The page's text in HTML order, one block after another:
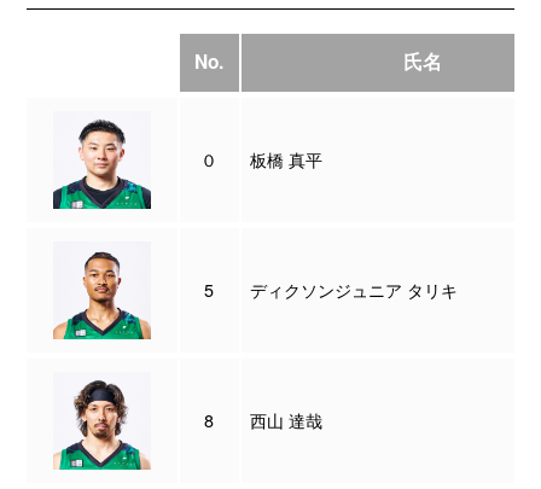
No. 氏名
０ 板橋 真平
5 ディクソンジュニア タリキ
8 西山 達哉